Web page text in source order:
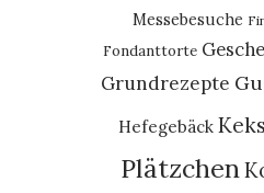
Messebesuche
Fondanttorte
Grundrezepte
Hefegebäck
Plätzchen